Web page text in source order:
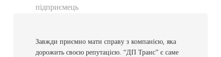
підприємець
Завжди приємно мати справу з компанією, яка
дорожить своєю репутацією. “ДП Транс” є саме